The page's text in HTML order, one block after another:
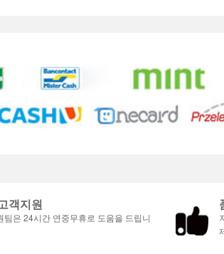
객지원
팀은 24시간 연중무휴로 도움을 드립니